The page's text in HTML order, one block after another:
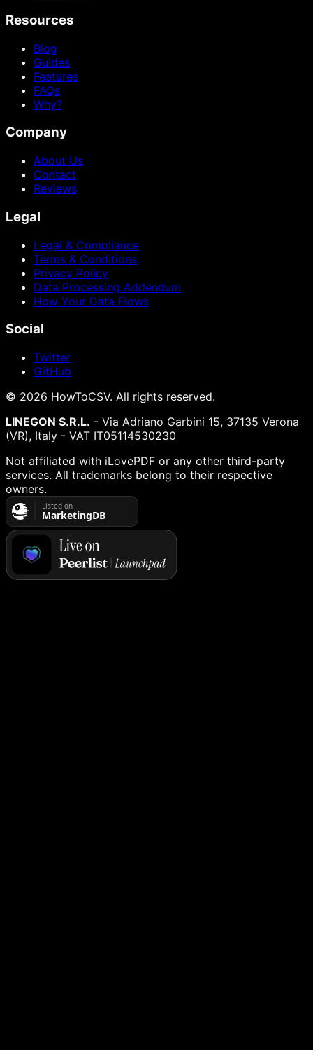
Resources
Blog
Guides
Features
FAQs
Why?
Company
About Us
Contact
Reviews
Legal
Legal & Compliance
Terms & Conditions
Privacy Policy
Data Processing Addendum
How Your Data Flows
Social
Twitter
GitHub
© 2026 HowToCSV. All rights reserved.
LINEGON S.R.L. - Via Adriano Garbini 15, 37135 Verona
(VR), Italy - VAT IT05114530230
Not affiliated with iLovePDF or any other third-party
services. All trademarks belong to their respective
owners.